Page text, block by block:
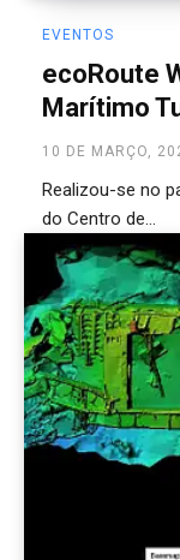
EVENTOS
ecoRoute
Marítimo
10 DE MARÇO,
Realizou-se no
do Centro de...